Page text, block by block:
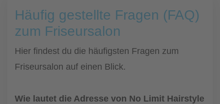
Häufig gestellte Fragen (FAQ)
zum Friseursalon
Hier findest du die häufigsten Fragen zum
Friseursalon auf einen Blick.
Wie lautet die Adresse von No Limit Hairstyle